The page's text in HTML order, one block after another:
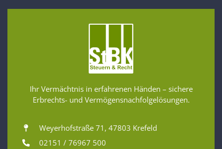
Ihr Vermächtnis in erfahrenen Händen – sichere
Erbrechts- und Vermögensnachfolgelösungen.
Weyerhofstraße 71, 47803 Krefeld
02151 / 76967 500